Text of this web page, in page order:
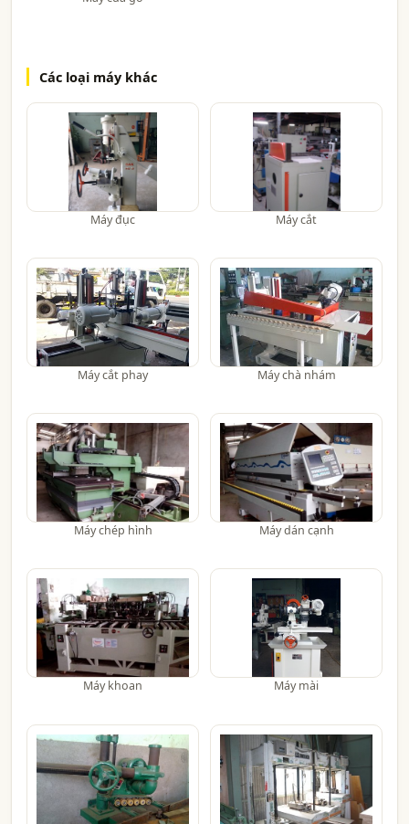
Các loại máy khác
Máy đục Máy cắt
Máy cắt phay Máy chà nhám
Máy chép hình Máy dán cạnh
Máy khoan Máy mài